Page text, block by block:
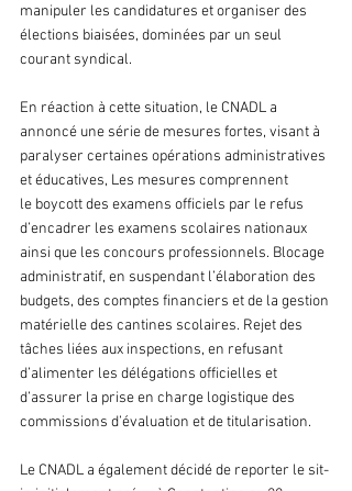
manipuler les candidatures et organiser des
élections biaisées, dominées par un seul
courant syndical.
En réaction à cette situation, le CNADL a
annoncé une série de mesures fortes, visant à
paralyser certaines opérations administratives
et éducatives, Les mesures comprennent
le boycott des examens officiels par le refus
d’encadrer les examens scolaires nationaux
ainsi que les concours professionnels. Blocage
administratif, en suspendant l’élaboration des
budgets, des comptes financiers et de la gestion
matérielle des cantines scolaires. Rejet des
tâches liées aux inspections, en refusant
d’alimenter les délégations officielles et
d’assurer la prise en charge logistique des
commissions d’évaluation et de titularisation.
Le CNADL a également décidé de reporter le sit-